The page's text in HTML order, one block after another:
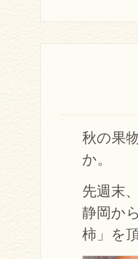
秋の果
か。
先週末
静岡か
柿」を